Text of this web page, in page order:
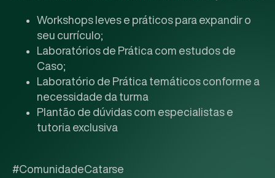
Workshops leves e práticos para expandir o
seu currículo;
Laboratórios de Prática com estudos de
Caso;
Laboratório de Prática temáticos conforme a
necessidade da turma
Plantão de dúvidas com especialistas e
tutoria exclusiva
#ComunidadeCatarse